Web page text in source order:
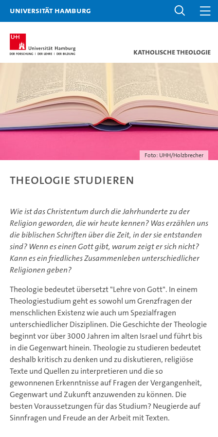
Universität Hamburg
Katholische Theologie
Foto: UHH/Holzbrecher
Theologie studieren
Wie ist das Christentum durch die Jahrhunderte zu der
Religion geworden, die wir heute kennen? Was erzählen uns
die biblischen Schriften über die Zeit, in der sie entstanden
sind? Wenn es einen Gott gibt, warum zeigt er sich nicht?
Kann es ein friedliches Zusammenleben unterschiedlicher
Religionen geben?
Theologie bedeutet übersetzt "Lehre von Gott". In einem
Theologiestudium geht es sowohl um Grenzfragen der
menschlichen Existenz wie auch um Spezialfragen
unterschiedlicher Disziplinen. Die Geschichte der Theologie
beginnt vor über 3000 Jahren im alten Israel und führt bis
in die Gegenwart hinein. Theologie zu studieren bedeutet
deshalb kritisch zu denken und zu diskutieren, religiöse
Texte und Quellen zu interpretieren und die so
gewonnenen Erkenntnisse auf Fragen der Vergangenheit,
Gegenwart und Zukunft anzuwenden zu können. Die
besten Voraussetzungen für das Studium? Neugierde auf
Sinnfragen und Freude an der Arbeit mit Texten.